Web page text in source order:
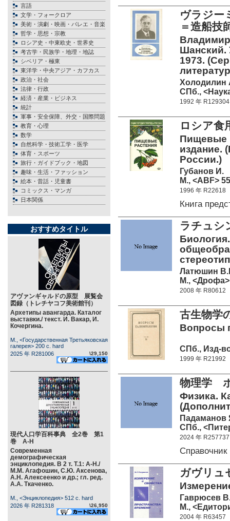
言語
文学・フォークロア
美術・演劇・映画・バレエ・音楽
哲学・思想・宗教
ロシア史・中東欧史・世界史
考古学・民族学・地理・地誌
シベリア・極東
東洋学・中央アジア・カフカス
政治・社会
法律・行政
経済・産業・ビジネス
統計
軍事・安全保障、外交・国際問題
教育・心理
数学
自然科学・技術工学・医学
体育・スポーツ
旅行・ガイドブック・地図
趣味・生活・ファッション
絵本・昔話・児童書
コミックス・マンガ
日本関係
おすすめタイトル
アヴァンギャルドの原型 展覧会
図録（トレチヤコフ美術館刊）
Архетипы авангарда. Каталог
выставки./ текст. И. Вакар, И.
Кочергина.
М., <Государственная Третьяковская
галерея> 200 c. hard
2025 年 R281006
\29,150
現代人口学百科事典 全2巻 第1
巻 А-Н
Современная
демографическая
энциклопедия. В 2 т. Т.1: А-Н./
М.М. Агафошин, С.Ю. Аксенова,
А.Н. Алексеенко и др.; гл. ред.
А.А. Ткаченко.
М., <Энциклопедия> 512 c. hard
2026 年 R281318
\26,950
ヴラジー
＝造船技
Шанский.
1973.
Холодилин
СПб.,
1992 年 R129304
ロシア食
Пищевые
издание.
России.)
Губанов И.
М., <ABF>
1996 年 R22618
Книга
ラチュ
Латюшин
М., <Дрофа>
2008 年 R80612
古生物
Вопросы
СПб., Изд-
1999 年 R21992
物理学
Физика.
Падаманов
СПб.,
2024 年 R257737
ガヴリュ
Гаврюсев
М.,
2004 年 R63457